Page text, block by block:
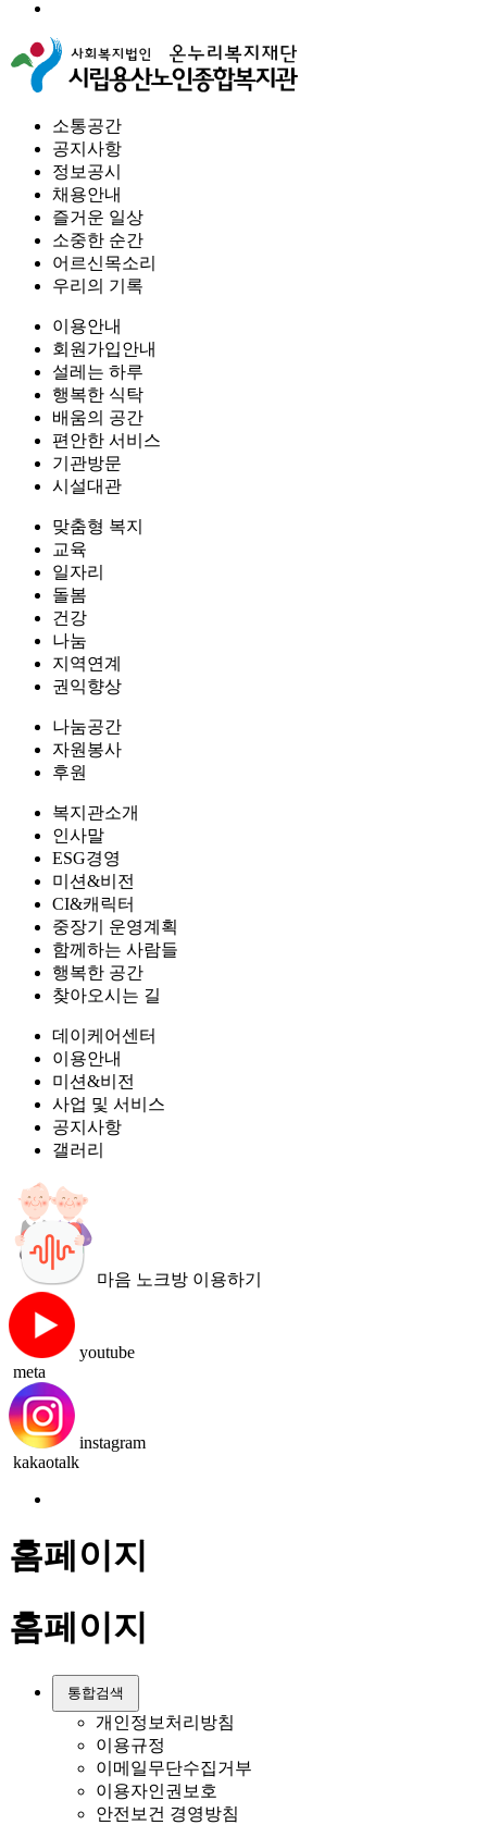
소통공간
공지사항
정보공시
채용안내
즐거운 일상
소중한 순간
어르신목소리
우리의 기록
이용안내
회원가입안내
설레는 하루
행복한 식탁
배움의 공간
편안한 서비스
기관방문
시설대관
맞춤형 복지
교육
일자리
돌봄
건강
나눔
지역연계
권익향상
나눔공간
자원봉사
후원
복지관소개
인사말
ESG경영
미션&비전
CI&캐릭터
중장기 운영계획
함께하는 사람들
행복한 공간
찾아오시는 길
데이케어센터
이용안내
미션&비전
사업 및 서비스
공지사항
갤러리
마음 노크방 이용하기
youtube
meta
instagram
kakaotalk
홈페이지
홈페이지
통합검색
개인정보처리방침
이용규정
이메일무단수집거부
이용자인권보호
안전보건 경영방침